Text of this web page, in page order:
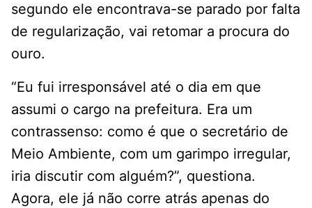
segundo ele encontrava-se parado por falta
de regularização, vai retomar a procura do
ouro.
“Eu fui irresponsável até o dia em que
assumi o cargo na prefeitura. Era um
contrassenso: como é que o secretário de
Meio Ambiente, com um garimpo irregular,
iria discutir com alguém?”, questiona.
Agora, ele já não corre atrás apenas do